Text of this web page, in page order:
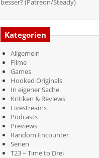
besser? (Patreon/Steady)
Kategorien
Allgemein
Filme
Games
Hooked Originals
In eigener Sache
Kritiken & Reviews
Livestreams
Podcasts
Previews
Random Encounter
Serien
T23 – Time to Drei